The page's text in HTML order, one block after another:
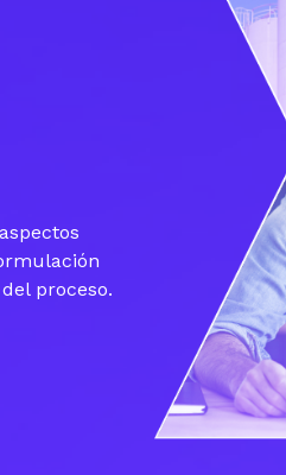
proceso.